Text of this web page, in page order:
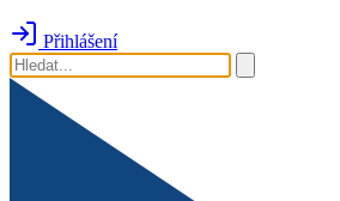
Přihlášení